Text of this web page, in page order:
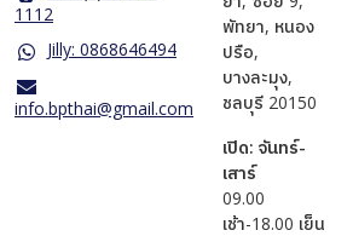
1112
Jilly: 0868646494
info.bpthai@gmail.com
พัทยา, หนอง
ปรือ,
บางละมุง,
ชลบุรี 20150
เปิด: จันทร์-
เสาร์
​09.00
เช้า-18.00 เย็น